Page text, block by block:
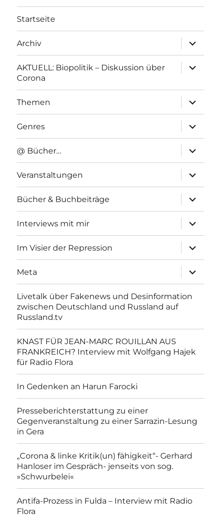
Startseite
Archiv
anzeigen
AKTUELL: Biopolitik – Diskussion über
Corona
anzeigen
Themen
anzeigen
Genres
anzeigen
@ Bücher…
anzeigen
Veranstaltungen
anzeigen
Bücher & Buchbeiträge
anzeigen
Interviews mit mir
anzeigen
Im Visier der Repression
anzeigen
Meta
anzeigen
Livetalk über Fakenews und Desinformation
zwischen Deutschland und Russland auf
Russland.tv
KNAST FÜR JEAN-MARC ROUILLAN AUS
FRANKREICH? Interview mit Wolfgang Hajek
für Radio Flora
In Gedenken an Harun Farocki
Presseberichterstattung zu einer
Gegenveranstaltung zu einer Sarrazin-Lesung
in Gera
„Corona & linke Kritik(un) fähigkeit“- Gerhard
Hanloser im Gespräch- jenseits von sog.
»Schwurbelei«
Antifa-Prozess in Fulda – Interview mit Radio
Flora